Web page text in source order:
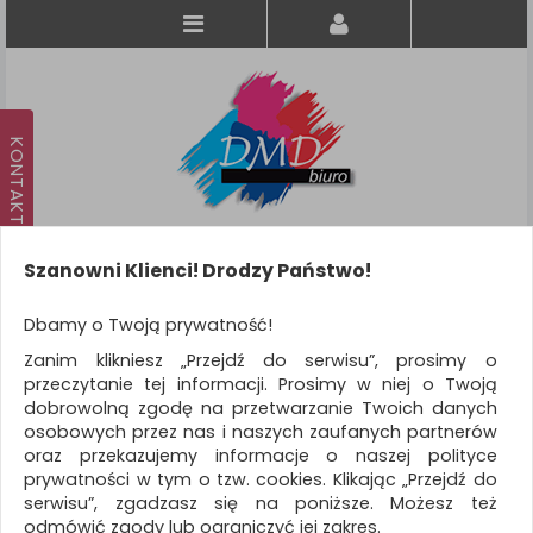
KATEGORIE
WSZYSTKIE KATEGORIE
FILTRY
Szanowni Klienci! Drodzy Państwo!
Dbamy o Twoją prywatność!
Zanim klikniesz „Przejdź do serwisu”, prosimy o
przeczytanie tej informacji. Prosimy w niej o Twoją
dobrowolną zgodę na przetwarzanie Twoich danych
osobowych przez nas i naszych zaufanych partnerów
oraz przekazujemy informacje o naszej polityce
prywatności w tym o tzw. cookies. Klikając „Przejdź do
serwisu”, zgadzasz się na poniższe. Możesz też
odmówić zgody lub ograniczyć jej zakres.